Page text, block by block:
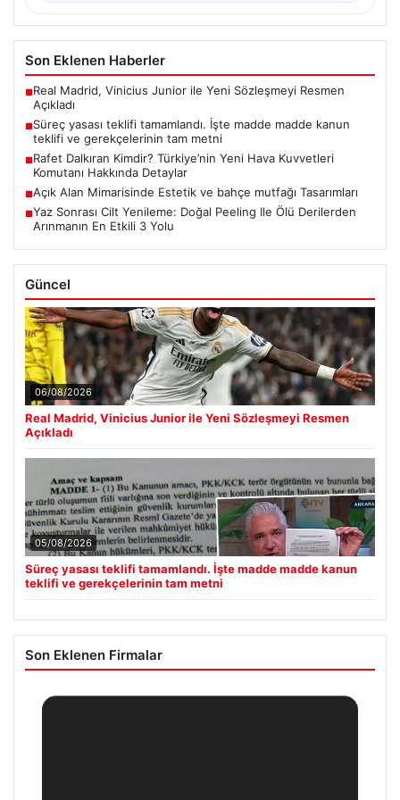
Son Eklenen Haberler
■Real Madrid, Vinicius Junior ile Yeni Sözleşmeyi Resmen
Açıkladı
■Süreç yasası teklifi tamamlandı. İşte madde madde kanun
teklifi ve gerekçelerinin tam metni
■Rafet Dalkıran Kimdir? Türkiye’nin Yeni Hava Kuvvetleri
Komutanı Hakkında Detaylar
■Açık Alan Mimarisinde Estetik ve bahçe mutfağı Tasarımları
■Yaz Sonrası Cilt Yenileme: Doğal Peeling Ile Ölü Derilerden
Arınmanın En Etkili 3 Yolu
Güncel
06/08/2026
Real Madrid, Vinicius Junior ile Yeni Sözleşmeyi Resmen
Açıkladı
05/08/2026
Süreç yasası teklifi tamamlandı. İşte madde madde kanun
teklifi ve gerekçelerinin tam metni
Son Eklenen Firmalar